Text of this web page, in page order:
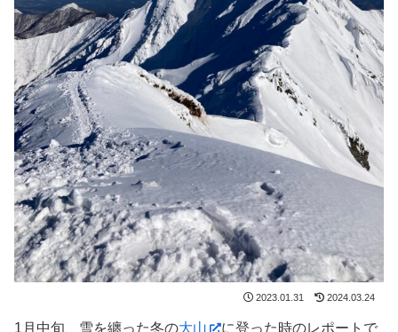
2023.01.31 2024.03.24
1月中旬、雪を纏った冬の大山
に登った時のレポートで